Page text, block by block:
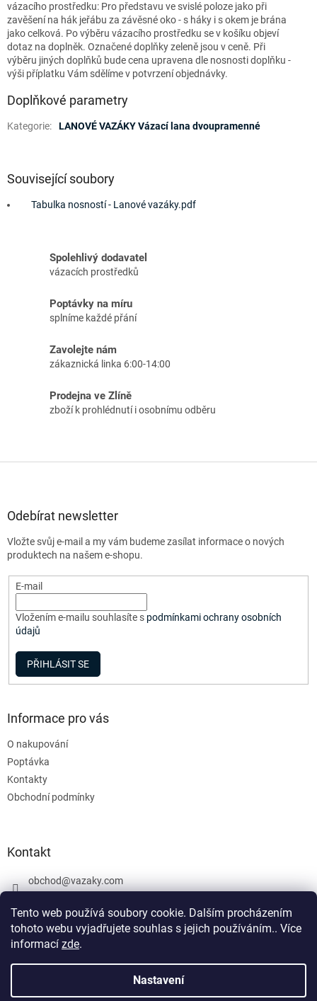
Tento web používá soubory cookie. Dalším procházením
tohoto webu vyjadřujete souhlas s jejich používáním.. Více
informací zde.
Nastavení
jsou označeny: skladem mohou být vyrobeny v den objednávky,
případně po dohodě objednány u výrobce jako zakázková výroba.
vázacího prostředku: Pro představu ve svislé poloze jako při
zavěšení na hák jeřábu za závěsné oko - s háky i s okem je brána
jako celková. Po výběru vázacího prostředku se v košíku objeví
dotaz na doplněk. Označené doplňky zeleně jsou v ceně. Při
výběru jiných doplňků bude cena upravena dle nosnosti doplňku -
výši příplatku Vám sdělíme v potvrzení objednávky.
Doplňkové parametry
Kategorie: LANOVÉ VAZÁKY Vázací lana dvoupramenné
Související soubory
Tabulka nosností - Lanové vazáky.pdf
Spolehlivý dodavatel
vázacích prostředků
Poptávky na míru
splníme každé přání
Zavolejte nám
zákaznická linka 6:00-14:00
Prodejna ve Zlíně
zboží k prohlédnutí i osobnímu odběru
Odebírat newsletter
Vložte svůj e-mail a my vám budeme zasílat informace o nových
produktech na našem e-shopu.
E-mail
Vložením e-mailu souhlasíte s podmínkami ochrany osobních
údajů
PŘIHLÁSIT SE
Informace pro vás
O nakupování
Poptávka
Kontakty
Obchodní podmínky
Kontakt
obchod@vazaky.com
Vytvořil Shoptet